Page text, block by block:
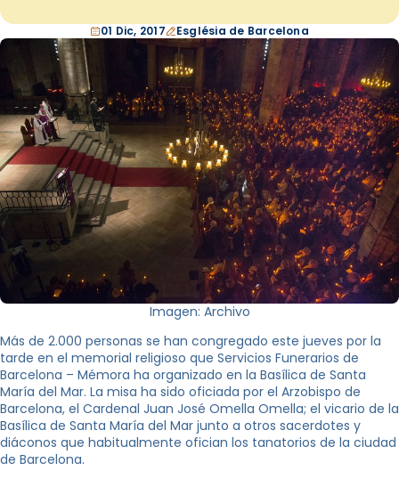
01 Dic, 2017 Església de Barcelona
Imagen: Archivo
Más de 2.000 personas se han congregado este jueves por la
tarde en el memorial religioso que Servicios Funerarios de
Barcelona – Mémora ha organizado en la Basílica de Santa
María del Mar. La misa ha sido oficiada por el Arzobispo de
Barcelona, el Cardenal Juan José Omella Omella; el vicario de la
Basílica de Santa María del Mar junto a otros sacerdotes y
diáconos que habitualmente ofician los tanatorios de la ciudad
de Barcelona.